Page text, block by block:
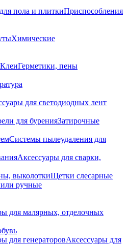
пола и плиткиПриспособления
Химические
КлеиГерметики, пены
для светодиодных лент
для буренияЗатирочные
Системы пылеудаления для
Аксессуары для сварки,
выколоткиЩетки слесарные
ручные
для малярных, отделочных
для генераторовАксессуары для